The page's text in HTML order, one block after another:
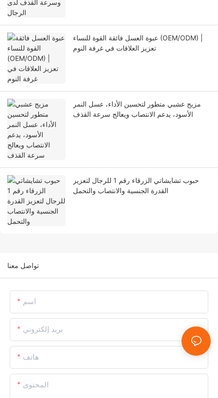
عبوة العسل فائقة القوة للنساء (OEM/ODM) |
تعزيز العلاقات في غرفة النوم
مزيج عشبي متطور لتحسين الأداء، عسل النمر
الأسود، يدعم الانتصاب ويعالج سرعة القذف
حبوب تشايشاتي الزرقاء رقم 1 للرجال لتعزيز
القدرة الجنسية والانتصاب والتحمل
تواصل معنا
اسم
بريد إلكتروني
هاتف
المحتوى